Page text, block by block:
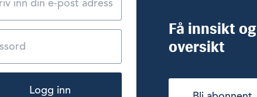
Logg inn
Få innsikt og
oversikt